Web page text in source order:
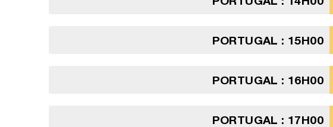
PORTUGAL : 15H00
PORTUGAL : 16H00
PORTUGAL : 17H00